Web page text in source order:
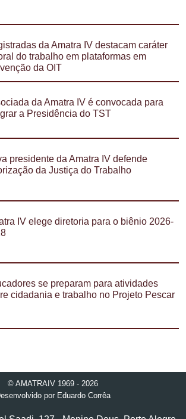
da Amatra IV destacam caráter
do trabalho em plataformas em
da OIT
da Amatra IV é convocada para
a Presidência do TST
presidente da Amatra IV defende
da Justiça do Trabalho
IV elege diretoria para o biênio 2026-
se preparam para atividades
cidadania e trabalho no Projeto Pescar
© AMATRAIV 1969 - 2026
por Eduardo Corrêa